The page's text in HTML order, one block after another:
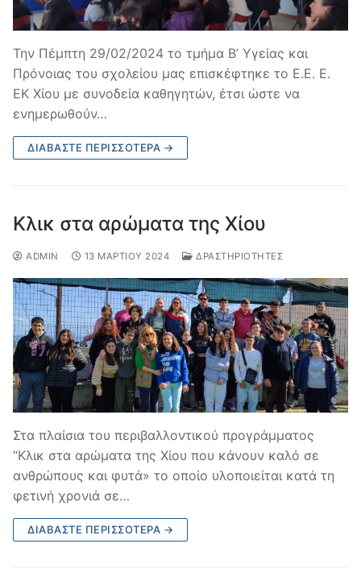
Την Πέμπτη 29/02/2024 το τμήμα Β’ Υγείας και
Πρόνοιας του σχολείου μας επισκέφτηκε το Ε.Ε. Ε.
ΕΚ Χίου με συνοδεία καθηγητών, έτσι ώστε να
ενημερωθούν…
ΔΙΑΒΆΣΤΕ ΠΕΡΙΣΣΌΤΕΡΑ →
Κλικ στα αρώματα της Χίου
ADMIN 13 ΜΑΡΤΊΟΥ 2024 ΔΡΑΣΤΗΡΙΌΤΗΤΕΣ
Στα πλαίσια του περιβαλλοντικού προγράμματος
“Κλικ στα αρώματα της Χίου που κάνουν καλό σε
ανθρώπους και φυτά» το οποίο υλοποιείται κατά τη
φετινή χρονιά σε…
ΔΙΑΒΆΣΤΕ ΠΕΡΙΣΣΌΤΕΡΑ →